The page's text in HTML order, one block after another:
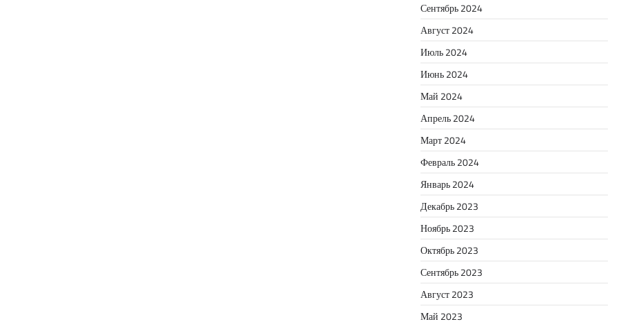
Сентябрь 2024
Август 2024
Июль 2024
Июнь 2024
Май 2024
Апрель 2024
Март 2024
Февраль 2024
Январь 2024
Декабрь 2023
Ноябрь 2023
Октябрь 2023
Сентябрь 2023
Август 2023
Май 2023